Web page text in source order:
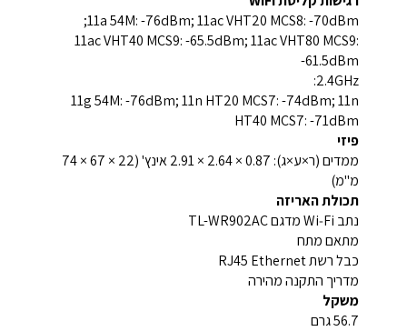
11a 54M: ‎-76dBm; 11ac VHT20 MCS8: ‎-70dBm;
11ac VHT40 MCS9: ‎-65.5dBm; 11ac VHT80 MCS9:
‎-61.5dBm
2.4GHz:
11g 54M: ‎-76dBm; 11n HT20 MCS7: ‎-74dBm; 11n
HT40 MCS7: ‎-71dBm
פיזי
ממדים (ר×ע×ג): ‎2.91 × 2.64 × 0.87 אינץ' (‎74 × 67 × 22
מ"מ)
תכולת האריזה
נתב Wi‑Fi מדגם TL-WR902AC
מתאם מתח
כבל רשת RJ45 Ethernet
מדריך התקנה מהירה
משקל
56.7 גרם